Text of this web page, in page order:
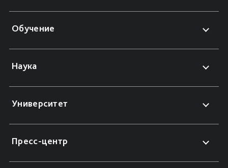
Обучение
Наука
Университет
Пресс-центр